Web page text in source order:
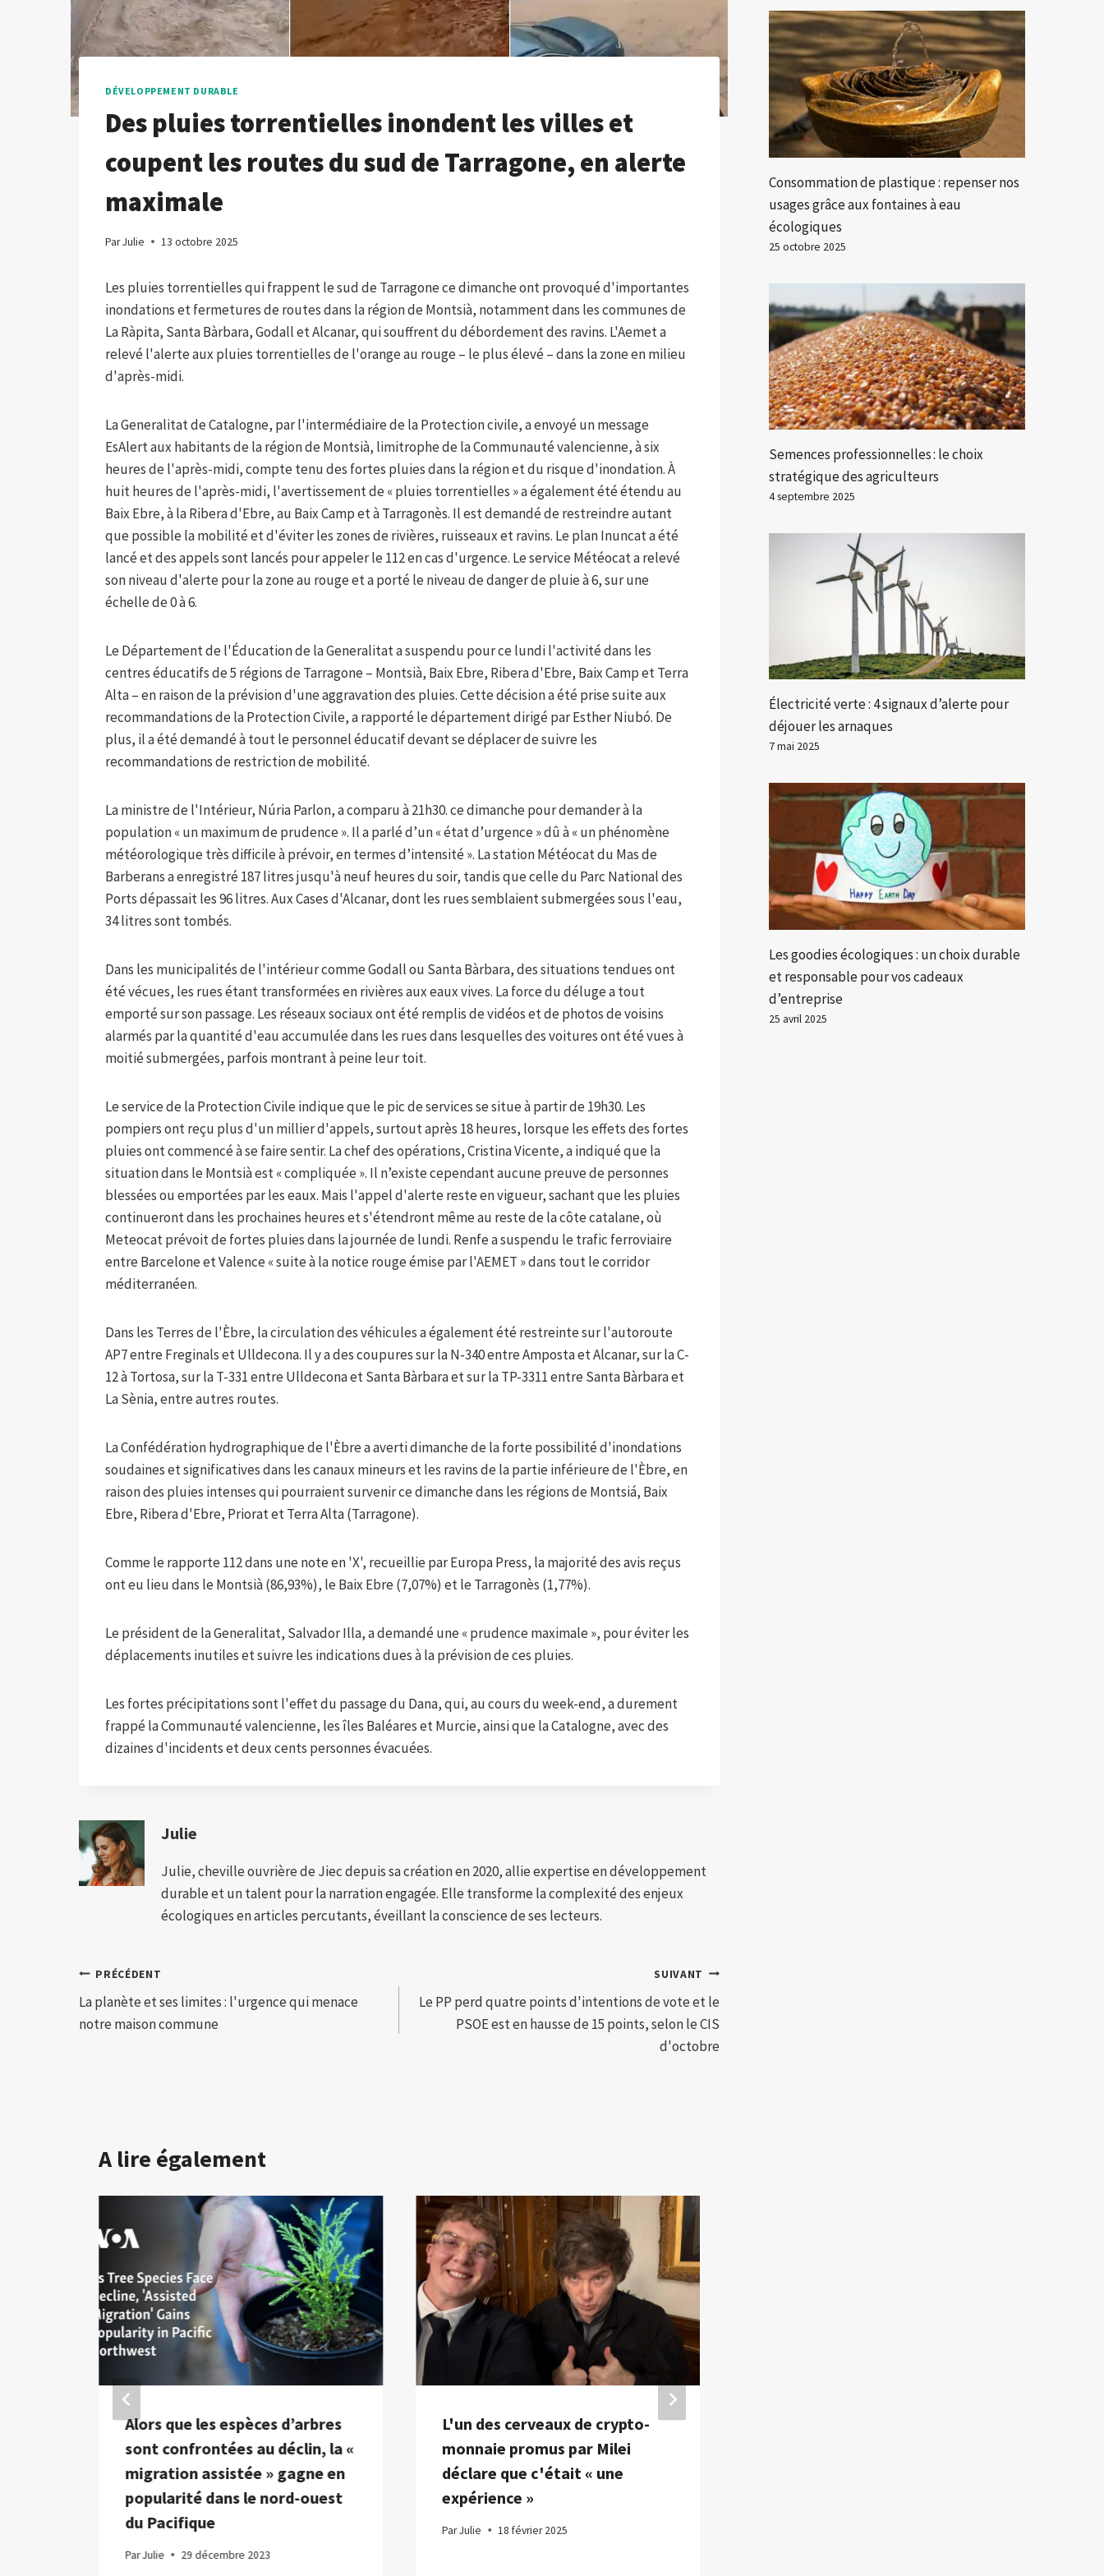
DÉVELOPPEMENT DURABLE
Des pluies torrentielles inondent les villes et
coupent les routes du sud de Tarragone, en alerte
maximale
ParJulie 13 octobre 2025
Les pluies torrentielles qui frappent le sud de Tarragone ce dimanche ont provoqué d'importantes
inondations et fermetures de routes dans la région de Montsià, notamment dans les communes de
La Ràpita, Santa Bàrbara, Godall et Alcanar, qui souffrent du débordement des ravins. L'Aemet a
relevé l'alerte aux pluies torrentielles de l'orange au rouge – le plus élevé – dans la zone en milieu
d'après-midi.
La Generalitat de Catalogne, par l'intermédiaire de la Protection civile, a envoyé un message
EsAlert aux habitants de la région de Montsià, limitrophe de la Communauté valencienne, à six
heures de l'après-midi, compte tenu des fortes pluies dans la région et du risque d'inondation. À
huit heures de l'après-midi, l'avertissement de « pluies torrentielles » a également été étendu au
Baix Ebre, à la Ribera d'Ebre, au Baix Camp et à Tarragonès. Il est demandé de restreindre autant
que possible la mobilité et d'éviter les zones de rivières, ruisseaux et ravins. Le plan Inuncat a été
lancé et des appels sont lancés pour appeler le 112 en cas d'urgence. Le service Météocat a relevé
son niveau d'alerte pour la zone au rouge et a porté le niveau de danger de pluie à 6, sur une
échelle de 0 à 6.
Le Département de l'Éducation de la Generalitat a suspendu pour ce lundi l'activité dans les
centres éducatifs de 5 régions de Tarragone – Montsià, Baix Ebre, Ribera d'Ebre, Baix Camp et Terra
Alta – en raison de la prévision d'une aggravation des pluies. Cette décision a été prise suite aux
recommandations de la Protection Civile, a rapporté le département dirigé par Esther Niubó. De
plus, il a été demandé à tout le personnel éducatif devant se déplacer de suivre les
recommandations de restriction de mobilité.
La ministre de l'Intérieur, Núria Parlon, a comparu à 21h30. ce dimanche pour demander à la
population « un maximum de prudence ». Il a parlé d’un « état d’urgence » dû à « un phénomène
météorologique très difficile à prévoir, en termes d’intensité ». La station Météocat du Mas de
Barberans a enregistré 187 litres jusqu'à neuf heures du soir, tandis que celle du Parc National des
Ports dépassait les 96 litres. Aux Cases d'Alcanar, dont les rues semblaient submergées sous l'eau,
34 litres sont tombés.
Dans les municipalités de l'intérieur comme Godall ou Santa Bàrbara, des situations tendues ont
été vécues, les rues étant transformées en rivières aux eaux vives. La force du déluge a tout
emporté sur son passage. Les réseaux sociaux ont été remplis de vidéos et de photos de voisins
alarmés par la quantité d'eau accumulée dans les rues dans lesquelles des voitures ont été vues à
moitié submergées, parfois montrant à peine leur toit.
Le service de la Protection Civile indique que le pic de services se situe à partir de 19h30. Les
pompiers ont reçu plus d'un millier d'appels, surtout après 18 heures, lorsque les effets des fortes
pluies ont commencé à se faire sentir. La chef des opérations, Cristina Vicente, a indiqué que la
situation dans le Montsià est « compliquée ». Il n’existe cependant aucune preuve de personnes
blessées ou emportées par les eaux. Mais l'appel d'alerte reste en vigueur, sachant que les pluies
continueront dans les prochaines heures et s'étendront même au reste de la côte catalane, où
Meteocat prévoit de fortes pluies dans la journée de lundi. Renfe a suspendu le trafic ferroviaire
entre Barcelone et Valence « suite à la notice rouge émise par l'AEMET » dans tout le corridor
méditerranéen.
Dans les Terres de l'Èbre, la circulation des véhicules a également été restreinte sur l'autoroute
AP7 entre Freginals et Ulldecona. Il y a des coupures sur la N-340 entre Amposta et Alcanar, sur la C-
12 à Tortosa, sur la T-331 entre Ulldecona et Santa Bàrbara et sur la TP-3311 entre Santa Bàrbara et
La Sènia, entre autres routes.
La Confédération hydrographique de l'Èbre a averti dimanche de la forte possibilité d'inondations
soudaines et significatives dans les canaux mineurs et les ravins de la partie inférieure de l'Èbre, en
raison des pluies intenses qui pourraient survenir ce dimanche dans les régions de Montsiá, Baix
Ebre, Ribera d'Ebre, Priorat et Terra Alta (Tarragone).
Comme le rapporte 112 dans une note en 'X', recueillie par Europa Press, la majorité des avis reçus
ont eu lieu dans le Montsià (86,93%), le Baix Ebre (7,07%) et le Tarragonès (1,77%).
Le président de la Generalitat, Salvador Illa, a demandé une « prudence maximale », pour éviter les
déplacements inutiles et suivre les indications dues à la prévision de ces pluies.
Les fortes précipitations sont l'effet du passage du Dana, qui, au cours du week-end, a durement
frappé la Communauté valencienne, les îles Baléares et Murcie, ainsi que la Catalogne, avec des
dizaines d'incidents et deux cents personnes évacuées.
Julie
Julie, cheville ouvrière de Jiec depuis sa création en 2020, allie expertise en développement
durable et un talent pour la narration engagée. Elle transforme la complexité des enjeux
écologiques en articles percutants, éveillant la conscience de ses lecteurs.
Navigation
de
PRÉCÉDENT
La planète et ses limites : l'urgence qui menace
notre maison commune
SUIVANT
Le PP perd quatre points d'intentions de vote et le
PSOE est en hausse de 15 points, selon le CIS
d'octobre
A lire également
Alors que les espèces d’arbres
sont confrontées au déclin, la «
migration assistée » gagne en
popularité dans le nord-ouest
du Pacifique
ParJulie 29 décembre 2023
L'un des cerveaux de crypto-
monnaie promus par Milei
déclare que c'était « une
expérience »
ParJulie 18 février 2025
Consommation de plastique : repenser nos
usages grâce aux fontaines à eau
écologiques
25 octobre 2025
Semences professionnelles : le choix
stratégique des agriculteurs
4 septembre 2025
Électricité verte : 4 signaux d’alerte pour
déjouer les arnaques
7 mai 2025
Les goodies écologiques : un choix durable
et responsable pour vos cadeaux
d’entreprise
25 avril 2025